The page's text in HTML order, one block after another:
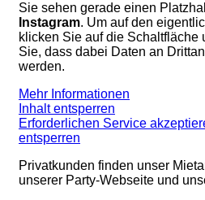
Sie sehen gerade einen
Instagram. Um auf den
klicken Sie auf die Schaltfläche
Sie, dass dabei Daten an
werden.
Mehr Informationen
Inhalt entsperren
Erforderlichen Service
entsperren
Privatkunden finden unser
unserer Party-Webseite und